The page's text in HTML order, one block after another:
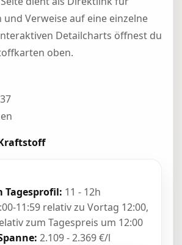
und Verweise auf eine einzelne
Detailcharts öffnest du
oben.
Tagesprofil: 11 - 12h
11:59 relativ zu Vortag 12:00,
zum Tagespreis um 12:00
2.109 - 2.369 €/l